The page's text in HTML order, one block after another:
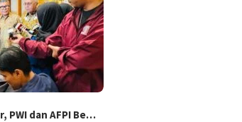
PWI dan AFPI Be…